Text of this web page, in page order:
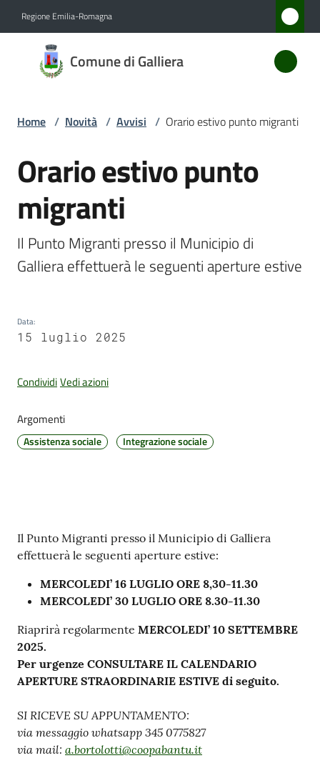
Regione Emilia-Romagna
Comune di Galliera
Comune
di
Novità
Menu selezionato
Vivere
Amministrazione
Tutti
gli
Seguici
su
Home / Novità / Avvisi / Orario estivo punto migranti
Salta al contenuto
Orario estivo punto
migranti
Il Punto Migranti presso il Municipio di
Galliera effettuerà le seguenti aperture estive
Data:
15 luglio 2025
CondividiVedi azioni
Argomenti
Assistenza sociale Integrazione sociale
Contenuto
Il Punto Migranti presso il Municipio di Galliera
effettuerà le seguenti aperture estive:
MERCOLEDI’ 16 LUGLIO ORE 8,30-11.30
MERCOLEDI’ 30 LUGLIO ORE 8.30-11.30
Riaprirà regolarmente MERCOLEDI’ 10 SETTEMBRE
2025.
Per urgenze CONSULTARE IL CALENDARIO
APERTURE STRAORDINARIE ESTIVE di seguito.
SI RICEVE SU APPUNTAMENTO:
via messaggio whatsapp 345 0775827
via mail: a.bortolotti@coopabantu.it